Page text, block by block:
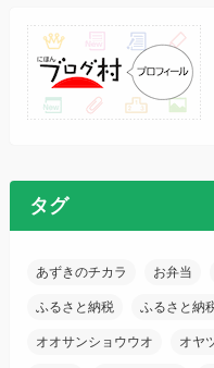
タグ
あずきのチカラ お弁当
ふるさと納税 ふるさと納
オオサンショウウオ オヤ